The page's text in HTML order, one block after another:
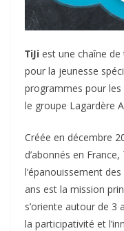
TiJi est une chaîne
pour la jeunesse
programmes pour les
le groupe Lagardère
Créée en décembre
d’abonnés en
l’épanouissement
ans est la mission
s’oriente autour de 3
la participativité et